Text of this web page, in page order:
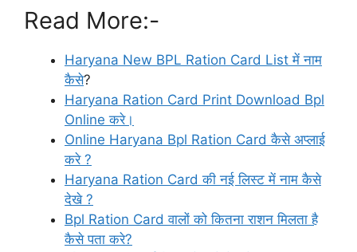
Read More:-
Haryana New BPL Ration Card List में नाम
कैसे?
Haryana Ration Card Print Download Bpl
Online करे।
Online Haryana Bpl Ration Card कैसे अप्लाई
करे ?
Haryana Ration Card की नई लिस्ट में नाम कैसे
देखे ?
Bpl Ration Card वालों को कितना राशन मिलता है
कैसे पता करे?